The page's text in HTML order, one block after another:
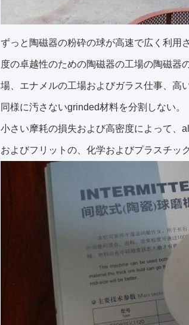
ずっと陶磁器の粉砕の球が高速で広く利用
度の卓越性のための陶磁器の工場の陶磁器
場、エナメルの工場およびガラス仕事、高
同様に汚さないgrinded材料を分割しない。
小さい摩耗の損失および高密度によって、
およびフリットの、化学およびプラスチッ